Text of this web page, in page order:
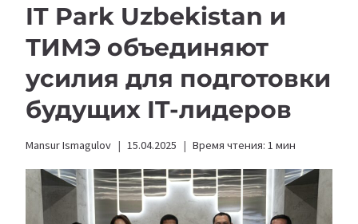
IT Park Uzbekistan и
ТИМЭ объединяют
усилия для подготовки
будущих IT-лидеров
Mansur Ismagulov 15.04.2025 Время чтения: 1 мин